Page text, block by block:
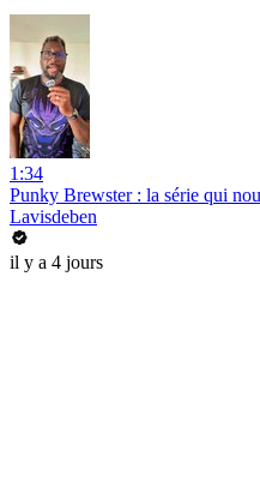
1:34
Punky Brewster : la série qui
Lavisdeben
il y a 4 jours